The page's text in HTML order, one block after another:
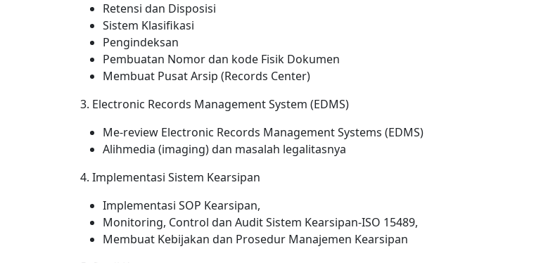
Retensi dan Disposisi
Sistem Klasifikasi
Pengindeksan
Pembuatan Nomor dan kode Fisik Dokumen
Membuat Pusat Arsip (Records Center)
3. Electronic Records Management System (EDMS)
Me-review Electronic Records Management Systems (EDMS)
Alihmedia (imaging) dan masalah legalitasnya
4. Implementasi Sistem Kearsipan
Implementasi SOP Kearsipan,
Monitoring, Control dan Audit Sistem Kearsipan-ISO 15489,
Membuat Kebijakan dan Prosedur Manajemen Kearsipan